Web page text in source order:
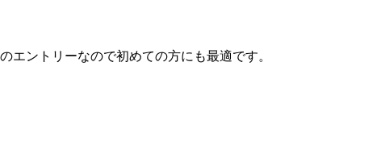
ントリーなので初めての方にも最適です。